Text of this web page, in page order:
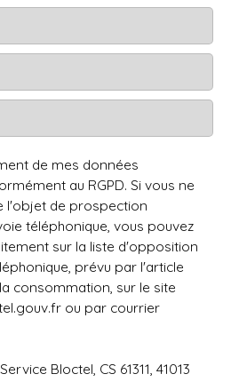
de mes données
au RGPD. Si vous ne
l'objet de prospection
téléphonique, vous pouvez
sur la liste d'opposition
prévu par l'article
consommation, sur le site
ou par courrier
Bloctel, CS 61311, 41013